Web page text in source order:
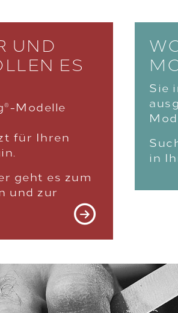
UND
ES
® -Modelle
für Ihren
geht es zum
und zur
Sie
in